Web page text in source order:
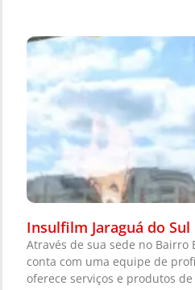
Insulfilm Jaraguá do
Através de sua sede no Bairro
conta com uma equipe de
oferece serviços e produtos